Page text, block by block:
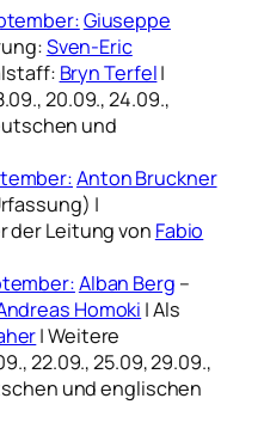
Giuseppe
Sven-Eric
Bryn Terfel|
20.09., 24.09.,
und
Anton Bruckner
|
der Leitung von Fabio
Alban Berg –
Homoki | Als
| Weitere
22.09., 25.09, 29.09.,
und englischen